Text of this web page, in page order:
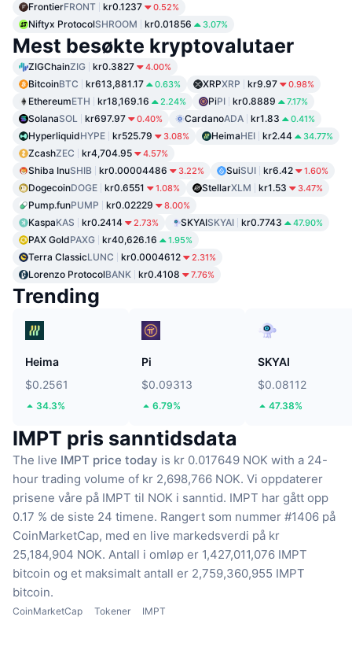
FrontierFRONT kr0.1237 0.52%
Niftyx ProtocolSHROOM kr0.01856 3.07%
Mest besøkte kryptovalutaer
ZIGChainZIG kr0.3827 4.00%
BitcoinBTC kr613,881.17 0.63% XRPXRP kr9.97 0.98%
EthereumETH kr18,169.16 2.24% PiPI kr0.8889 7.17%
SolanaSOL kr697.97 0.40% CardanoADA kr1.83 0.41%
HyperliquidHYPE kr525.79 3.08% HeimaHEI kr2.44 34.77%
ZcashZEC kr4,704.95 4.57%
Shiba InuSHIB kr0.00004486 3.22% SuiSUI kr6.42 1.60%
DogecoinDOGE kr0.6551 1.08% StellarXLM kr1.53 3.47%
Pump.funPUMP kr0.02229 8.00%
KaspaKAS kr0.2414 2.73% SKYAISKYAI kr0.7743 47.90%
PAX GoldPAXG kr40,626.16 1.95%
Terra ClassicLUNC kr0.0004612 2.31%
Lorenzo ProtocolBANK kr0.4108 7.76%
Trending
Heima
$0.2561
34.3%
Pi
$0.09313
6.79%
SKYAI
$0.08112
47.38%
IMPT pris sanntidsdata
The live IMPT price today is kr 0.017649 NOK with a 24-
hour trading volume of kr 2,698,766 NOK. Vi oppdaterer
prisene våre på IMPT til NOK i sanntid. IMPT har gått opp
0.17 % de siste 24 timene. Rangert som nummer #1406 på
CoinMarketCap, med en live markedsverdi på kr
25,184,904 NOK. Antall i omløp er 1,427,011,076 IMPT
bitcoin og et maksimalt antall er 2,759,360,955 IMPT
bitcoin.
CoinMarketCap Tokener IMPT